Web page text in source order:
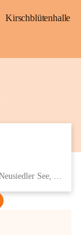
Kirschblütenhalle
Eisenstädter Straße 18, 7091 Breitenbrunn am Neusiedler See, AUT